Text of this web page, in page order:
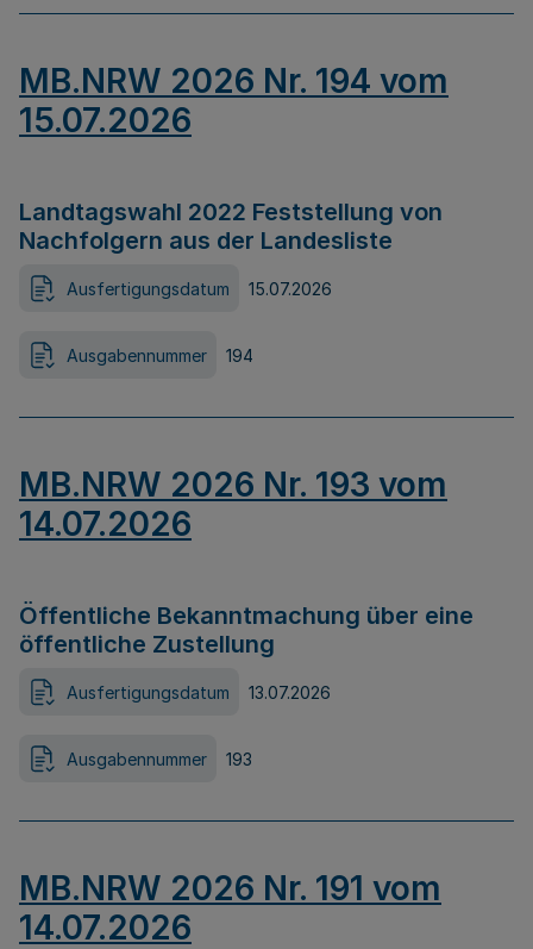
MB.NRW 2026 Nr. 194 vom
15.07.2026
Landtagswahl 2022 Feststellung von
Nachfolgern aus der Landesliste
Ausfertigungsdatum 15.07.2026
Ausgabennummer 194
MB.NRW 2026 Nr. 193 vom
14.07.2026
Öffentliche Bekanntmachung über eine
öffentliche Zustellung
Ausfertigungsdatum 13.07.2026
Ausgabennummer 193
MB.NRW 2026 Nr. 191 vom
14.07.2026